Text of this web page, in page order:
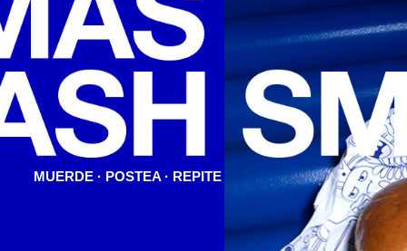
MUERDE · POSTEA · REPITE